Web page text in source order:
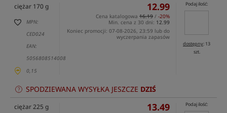
ciężar 170 g
MPN:
CED024
EAN:
5056808514008
0,15
12.99
Cena katalogowa 16.19 / -20%
Min. cena z 30 dni: 12.99
Koniec promocji: 07-08-2026, 23:59 lub do
wyczerpania zapasów
Podaj ilość:
dostępny: 13
szt.
SPODZIEWANA WYSYŁKA JESZCZE DZIŚ
ciężar 225 g 13.49 Podaj ilość: